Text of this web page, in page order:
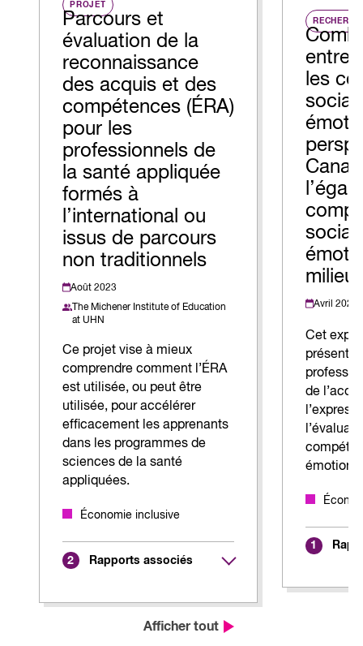
PROJET
Parcours et
évaluation de la
reconnaissance
des acquis et des
compétences (ÉRA)
pour les
professionnels de
la santé appliquée
formés à
l’international ou
issus de parcours
non traditionnels
Août 2023
The Michener Institute of Education
at UHN
Ce projet vise à mieux
comprendre comment l’ÉRA
est utilisée, ou peut être
utilisée, pour accélérer
efficacement les apprenants
dans les programmes de
sciences de la santé
appliquées.
Économie inclusive
2 Rapports associés
entre
les
milieu
Avril 2022
Cet
présente
de
1
Afficher tout